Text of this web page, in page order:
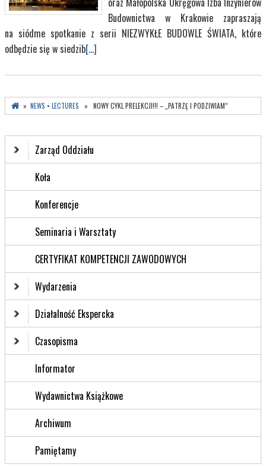
Budownictwa w Krakowie zapraszają
na siódme spotkanie z serii NIEZWYKŁE BUDOWLE ŚWIATA, które
odbędzie się w siedzib[...]
» NEWS • LECTURES » NOWY CYKL PRELEKCJI!!! – „PATRZĘ I PODZIWIAM”
Zarząd Oddziału
Koła
Konferencje
Seminaria i Warsztaty
CERTYFIKAT KOMPETENCJI ZAWODOWYCH
Wydarzenia
Działalność Ekspercka
Czasopisma
Informator
Wydawnictwa Książkowe
Archiwum
Pamiętamy